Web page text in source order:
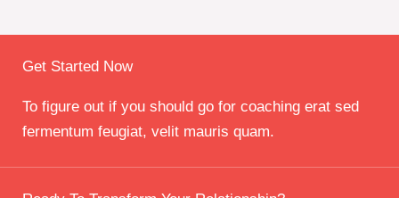
Get Started Now
To figure out if you should go for coaching erat sed
fermentum feugiat, velit mauris quam.